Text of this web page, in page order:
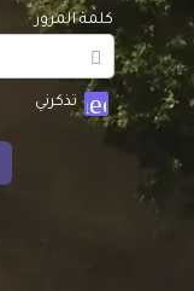
كلمة المرور
checkتذكرني